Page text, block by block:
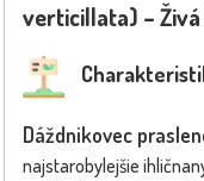
verticillata) –
Dáždnikovec
najstarobylejšie